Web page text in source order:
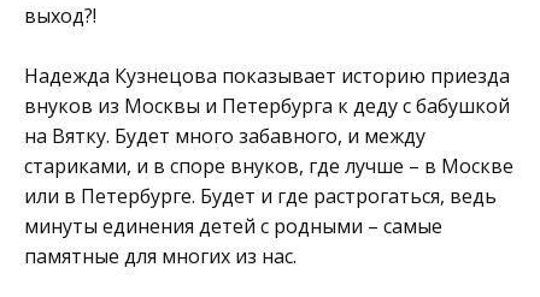
выход?!
Надежда Кузнецова показывает историю приезда
внуков из Москвы и Петербурга к деду с бабушкой
на Вятку. Будет много забавного, и между
стариками, и в споре внуков, где лучше – в Москве
или в Петербурге. Будет и где растрогаться, ведь
минуты единения детей с родными – самые
памятные для многих из нас.